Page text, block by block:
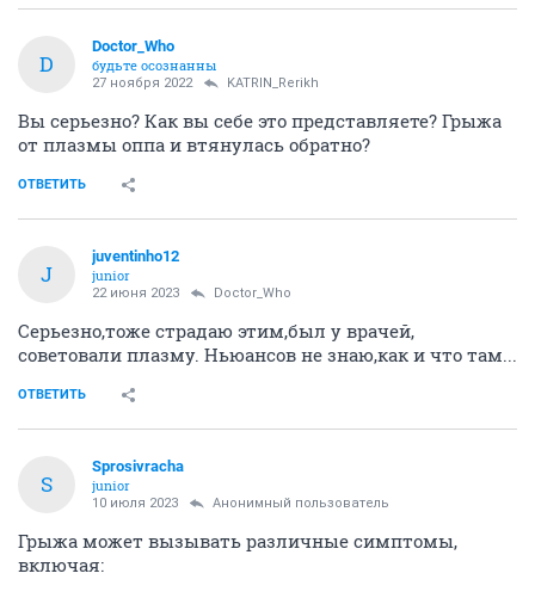
D
Doctor_Who
будьте осознанны
27 ноября 2022 KATRIN_Rerikh
Вы серьезно? Как вы себе это представляете? Грыжа
от плазмы оппа и втянулась обратно?
ОТВЕТИТЬ
J
juventinho12
junior
22 июня 2023 Doctor_Who
Серьезно,тоже страдаю этим,был у врачей,
советовали плазму. Ньюансов не знаю,как и что там...
ОТВЕТИТЬ
S
Sprosivracha
junior
10 июля 2023 Анонимный пользователь
Грыжа может вызывать различные симптомы,
включая: